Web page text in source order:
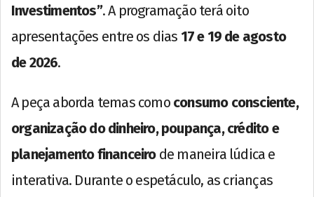
Investimentos”. A programação terá oito
apresentações entre os dias 17 e 19 de agosto
de 2026.
A peça aborda temas como consumo consciente,
organização do dinheiro, poupança, crédito e
planejamento financeirode maneira lúdica e
interativa. Durante o espetáculo, as crianças